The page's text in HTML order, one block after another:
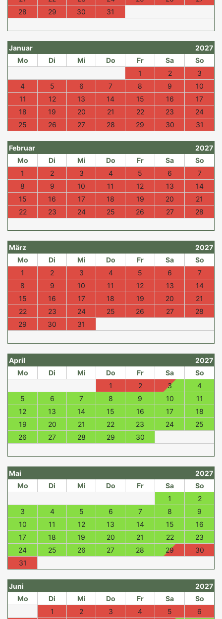
28
29 30 31
Januar
2027
Mo
Di Mi Do Fr Sa
So
1
2
3
4
5 6 7 8 9
10
11
12 13 14 15 16
17
18
19 20 21 22 23
24
25
26 27 28 29 30 31
Februar
2027
Mo
Di Mi Do Fr Sa
So
1
2 3 4 5 6
7
8
9 10 11 12 13
14
15
16 17 18 19 20
21
22
23 24 25 26 27 28
März
2027
Mo
Di Mi Do Fr Sa
So
1
2 3 4 5 6
7
8
9 10 11 12 13
14
15
16 17 18 19 20
21
22
23 24 25 26 27
28
29
30 31
April
2027
Mo
Di Mi Do Fr Sa
So
1
2 3
4
5
6 7 8 9 10
11
12
13 14 15 16 17
18
19
20 21 22 23 24
25
26
27 28 29 30
Mai
2027
Mo
Di Mi Do Fr Sa
So
1
2
3
4 5 6 7 8
9
10
11 12 13 14 15
16
17
18 19 20 21 22
23
24
25 26 27 28 29
30
31
Juni
2027
Mo
Di Mi Do Fr Sa
So
1
2 3 4 5
6